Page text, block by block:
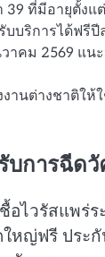
ที่มีอายุตั้ง
ริการได้ฟรีปี
าคม 2569 แ
านต่างชาติใ
บการฉี
ไวรัสแพร่ร
หญ่ฟรี ประ